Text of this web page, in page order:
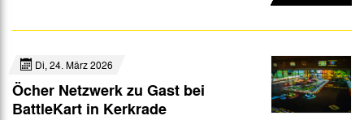
Di, 24. März 2026
Öcher Netzwerk zu Gast bei
BattleKart in Kerkrade